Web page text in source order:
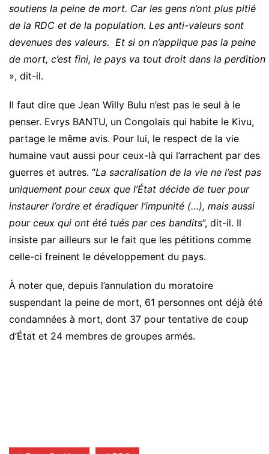
soutiens la peine de mort. Car les gens n’ont plus pitié
de la RDC et de la population. Les anti-valeurs sont
devenues des valeurs. Et si on n’applique pas la peine
de mort, c’est fini, le pays va tout droit dans la perdition
», dit-il.
Il faut dire que Jean Willy Bulu n’est pas le seul à le
penser. Evrys BANTU, un Congolais qui habite le Kivu,
partage le même avis. Pour lui, le respect de la vie
humaine vaut aussi pour ceux-là qui l’arrachent par des
guerres et autres. “La sacralisation de la vie ne l’est pas
uniquement pour ceux que l’État décide de tuer pour
instaurer l’ordre et éradiquer l’impunité (…), mais aussi
pour ceux qui ont été tués par ces bandits”, dit-il. Il
insiste par ailleurs sur le fait que les pétitions comme
celle-ci freinent le développement du pays.
À noter que, depuis l’annulation du moratoire
suspendant la peine de mort, 61 personnes ont déjà été
condamnées à mort, dont 37 pour tentative de coup
d’État et 24 membres de groupes armés.